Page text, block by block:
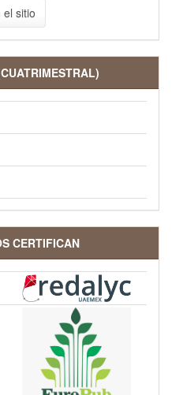
sitio
CERTIFICAN